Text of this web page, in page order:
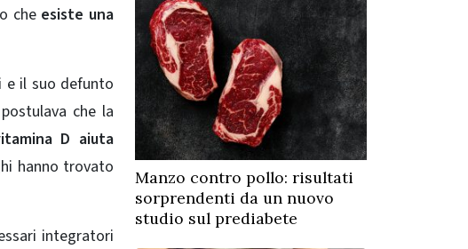
che esiste una
e il suo defunto
che la
D aiuta
hanno trovato
integratori
Manzo contro pollo: risultati
sorprendenti da un nuovo
studio sul prediabete